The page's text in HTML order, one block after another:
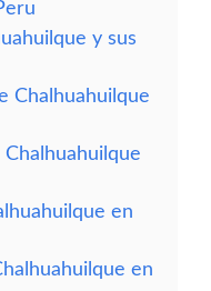
y sus
Chalhuahuilque
en
en